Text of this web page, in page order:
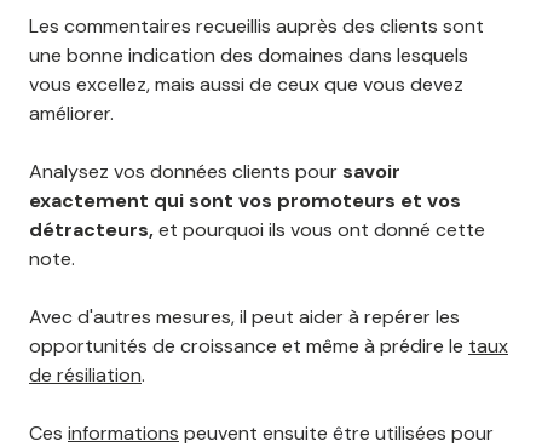
Les commentaires recueillis auprès des clients sont
une bonne indication des domaines dans lesquels
vous excellez, mais aussi de ceux que vous devez
améliorer.
Analysez vos données clients poursavoir
exactement qui sont vos promoteurs et vos
détracteurs,et pourquoi ils vous ont donné cette
note.
Avec d'autres mesures, il peut aider à repérer les
opportunités de croissance et même à prédire le taux
de résiliation.
Ces informations peuvent ensuite être utilisées pour